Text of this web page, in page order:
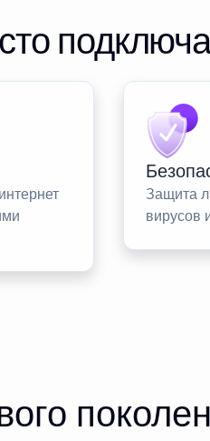
Защита
вирусов